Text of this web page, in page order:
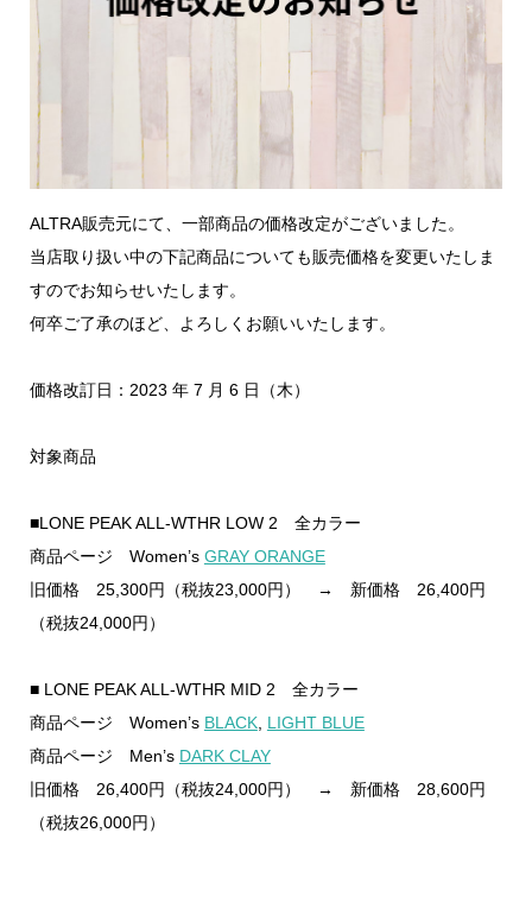
ALTRA販売元にて、一部商品の価格改定がございました。
当店取り扱い中の下記商品についても販売価格を変更いたしま
すのでお知らせいたします。
何卒ご了承のほど、よろしくお願いいたします。
価格改訂日：2023 年 7 月 6 日（木）
対象商品
■LONE PEAK ALL-WTHR LOW 2 全カラー
商品ページ Women’s GRAY ORANGE
旧価格 25,300円（税抜23,000円） → 新価格 26,400円
（税抜24,000円）
■ LONE PEAK ALL-WTHR MID 2 全カラー
商品ページ Women’s BLACK, LIGHT BLUE
商品ページ Men’s DARK CLAY
旧価格 26,400円（税抜24,000円） → 新価格 28,600円
（税抜26,000円）